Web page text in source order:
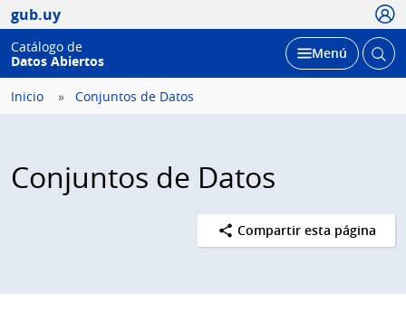
gub.uy
Catálogo de
Datos Abiertos
Desplegar
Menú Abrir
Inicio Conjuntos de Datos
Conjuntos de Datos
Compartir esta página